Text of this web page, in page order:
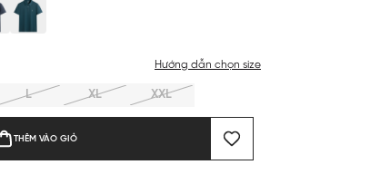
Hướng dẫn chọn size
L XL XXL
THÊM VÀO GIỎ